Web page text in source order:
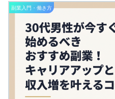
副業入門・働き方